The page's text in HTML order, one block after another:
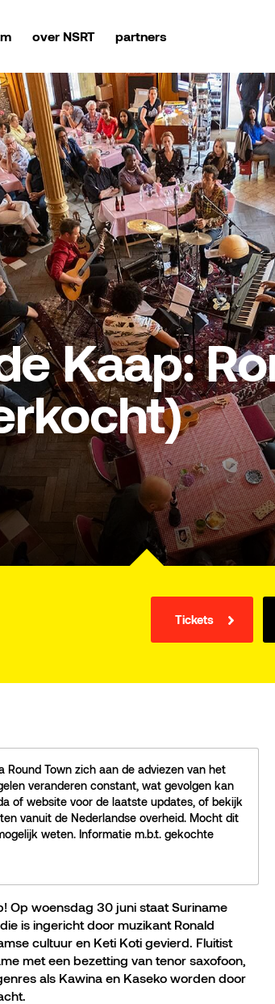
over NSRT partners
Kaap:
Tickets
Round Town zich aan de adviezen van het
veranderen constant, wat gevolgen kan
of website voor de laatste updates, of bekijk
vanuit de Nederlandse overheid. Mocht dit
weten. Informatie m.b.t. gekochte
Op woensdag 30 juni staat Suriname
is ingericht door muzikant Ronald
cultuur en Keti Koti gevierd. Fluitist
met een bezetting van tenor saxofoon,
als Kawina en Kaseko worden door